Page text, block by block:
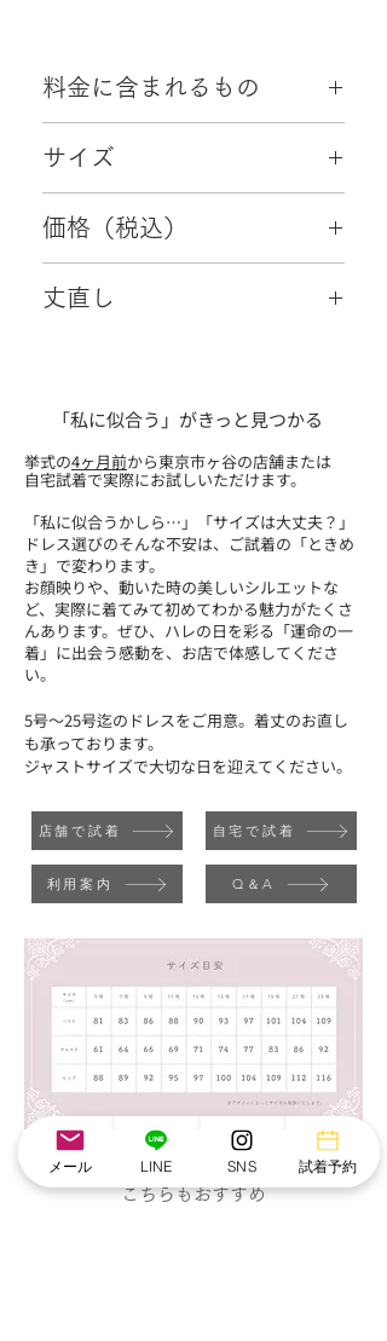
料金に含まれるもの
・クリーニング代
サイズ
価格（税込）
丈直し
「私に似合う」がきっと見つかる
挙式の4ヶ月前から東京市ヶ谷の店舗または
自宅試着で実際にお試しいただけます。
「私に似合うかしら…」「サイズは大丈夫？」
ドレス選びのそんな不安は、ご試着の「ときめ
き」で変わります。
お顔映りや、動いた時の美しいシルエットな
ど、実際に着てみて初めてわかる魅力がたくさ
んあります。ぜひ、ハレの日を彩る「運命の一
着」に出会う感動を、お店で体感してくださ
い。
5号～25号迄のドレスをご用意。​着丈のお直し
も承っております。
ジャストサイズで大切な日を迎えてください。
店舗で試着
利用案内
自宅で試着
Q＆A
こちらもおすすめ
メール LINE SNS 試着予約